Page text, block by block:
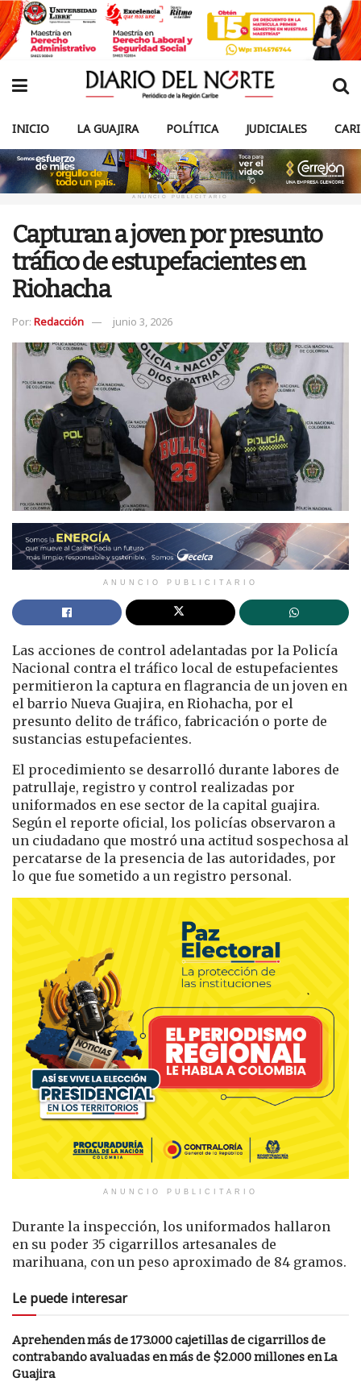
INICIO LA GUAJIRA POLÍTICA JUDICIALES
ANUNCIO PUBLICITARIO
Capturan a joven por presunto
tráfico de estupefacientes en
Riohacha
Por: Redacción junio 3, 2026
ANUNCIO PUBLICITARIO
Las acciones de control adelantadas por la Policía
Nacional contra el tráfico local de estupefacientes
permitieron la captura en flagrancia de un joven en
el barrio Nueva Guajira, en Riohacha, por el
presunto delito de tráfico, fabricación o porte de
sustancias estupefacientes.
El procedimiento se desarrolló durante labores de
patrullaje, registro y control realizadas por
uniformados en ese sector de la capital guajira.
Según el reporte oficial, los policías observaron a
un ciudadano que mostró una actitud sospechosa al
percatarse de la presencia de las autoridades, por
lo que fue sometido a un registro personal.
ANUNCIO PUBLICITARIO
Durante la inspección, los uniformados hallaron
en su poder 35 cigarrillos artesanales de
marihuana, con un peso aproximado de 84 gramos.
Le puede interesar
Aprehenden más de 173.000 cajetillas de cigarrillos de
contrabando avaluadas en más de $2.000 millones en La
Guajira